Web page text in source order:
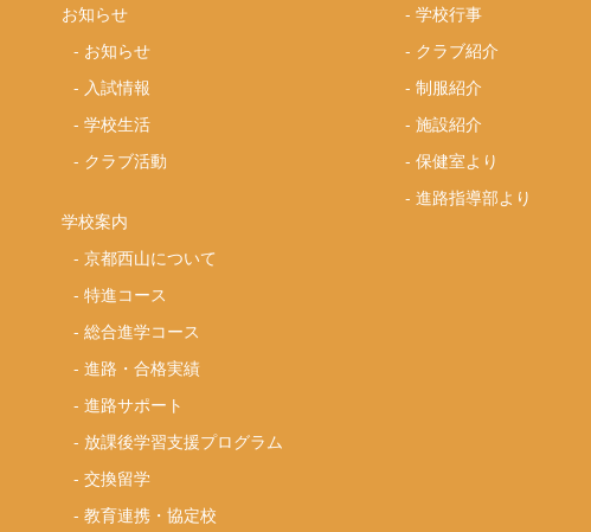
お知らせ
- お知らせ
- 入試情報
- 学校生活
- クラブ活動
学校案内
- 京都西山について
- 特進コース
- 総合進学コース
- 進路・合格実績
- 進路サポート
- 放課後学習支援プログラム
- 交換留学
- 教育連携・協定校
- 学校行事
- クラブ紹介
- 制服紹介
- 施設紹介
- 保健室より
- 進路指導部より